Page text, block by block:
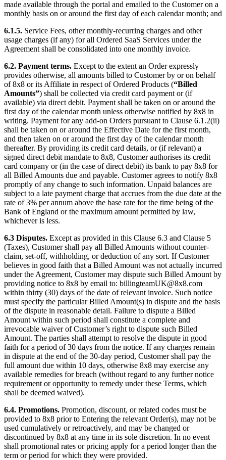
made available through the portal and emailed to the Customer on a
monthly basis on or around the first day of each calendar month; and
6.1.5. Service Fees, other monthly-recurring charges and other
usage charges (if any) for all Ordered SaaS Services under the
Agreement shall be consolidated into one monthly invoice.
6.2. Payment terms. Except to the extent an Order expressly
provides otherwise, all amounts billed to Customer by or on behalf
of 8x8 or its Affiliate in respect of Ordered Products (“Billed
Amounts”) shall be collected via credit card payment or (if
available) via direct debit. Payment shall be taken on or around the
first day of the calendar month unless otherwise notified by 8x8 in
writing. Payment for any add-on Orders pursuant to Clause 6.1.2(ii)
shall be taken on or around the Effective Date for the first month,
and then taken on or around the first day of the calendar month
thereafter. By providing its credit card details, or (if relevant) a
signed direct debit mandate to 8x8, Customer authorises its credit
card company or (in the case of direct debit) its bank to pay 8x8 for
all Billed Amounts due and payable. Customer agrees to notify 8x8
promptly of any change to such information. Unpaid balances are
subject to a late payment charge that accrues from the due date at the
rate of 3% per annum above the base rate for the time being of the
Bank of England or the maximum amount permitted by law,
whichever is less.
6.3 Disputes. Except as provided in this Clause 6.3 and Clause 5
(Taxes), Customer shall pay all Billed Amounts without counter-
claim, set-off, withholding, or deduction of any sort. If Customer
believes in good faith that a Billed Amount was not actually incurred
under the Agreement, Customer may dispute such Billed Amount by
providing notice to 8x8 by email to: billingteamUK@8x8.com
within thirty (30) days of the date of relevant invoice. Such notice
must specify the particular Billed Amount(s) in dispute and the basis
of the dispute in reasonable detail. Failure to dispute a Billed
Amount within such period shall constitute a complete and
irrevocable waiver of Customer’s right to dispute such Billed
Amount. The parties shall attempt to resolve the dispute in good
faith for a period of 30 days from the notice. If any charges remain
in dispute at the end of the 30-day period, Customer shall pay the
full amount due within 10 days, otherwise 8x8 may exercise any
available remedies for breach (without regard to any further notice
requirement or opportunity to remedy under these Terms, which
shall be deemed waived).
6.4. Promotions. Promotion, discount, or related codes must be
provided to 8x8 prior to Entering the relevant Order(s), may not be
used cumulatively or retroactively, and may be changed or
discontinued by 8x8 at any time in its sole discretion. In no event
shall promotional rates or pricing apply for a period longer than the
term or period for which they were provided.